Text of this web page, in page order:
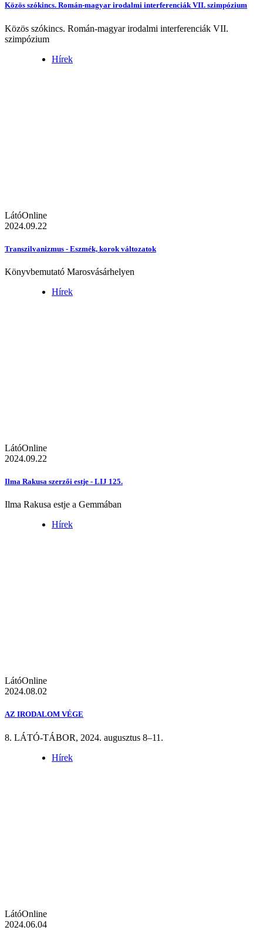
Közös szókincs. Román-magyar irodalmi interferenciák VII. szimpózium
Közös szókincs. Román-magyar irodalmi interferenciák VII.
szimpózium
Hírek
LátóOnline
2024.09.22
Transzilvanizmus - Eszmék, korok változatok
Könyvbemutató Marosvásárhelyen
Hírek
LátóOnline
2024.09.22
Ilma Rakusa szerzői estje - LIJ 125.
Ilma Rakusa estje a Gemmában
Hírek
LátóOnline
2024.08.02
AZ IRODALOM VÉGE
8. LÁTÓ-TÁBOR, 2024. augusztus 8–11.
Hírek
LátóOnline
2024.06.04